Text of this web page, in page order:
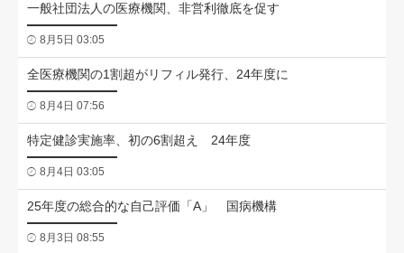
一般社団法人の医療機関、非営利徹底を促す
8月5日 03:05
全医療機関の1割超がリフィル発行、24年度に
8月4日 07:56
特定健診実施率、初の6割超え 24年度
8月4日 03:05
25年度の総合的な自己評価「A」 国病機構
8月3日 08:55